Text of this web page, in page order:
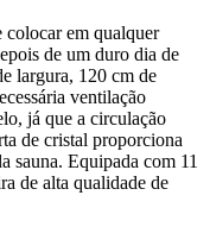
colocar em qualquer
de um duro dia de
largura, 120 cm de
ventilação
já que a circulação
de cristal proporciona
sauna. Equipada com 11
de alta qualidade de